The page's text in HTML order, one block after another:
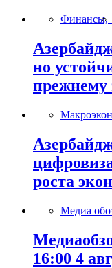
Финансы,
но
прежнему
роста
Медиа
16:00 4